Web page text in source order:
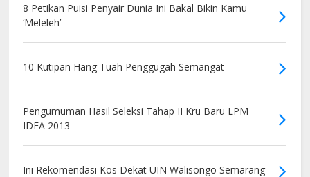
8 Petikan Puisi Penyair Dunia Ini Bakal Bikin Kamu
‘Meleleh’
10 Kutipan Hang Tuah Penggugah Semangat
Pengumuman Hasil Seleksi Tahap II Kru Baru LPM
IDEA 2013
Ini Rekomendasi Kos Dekat UIN Walisongo Semarang